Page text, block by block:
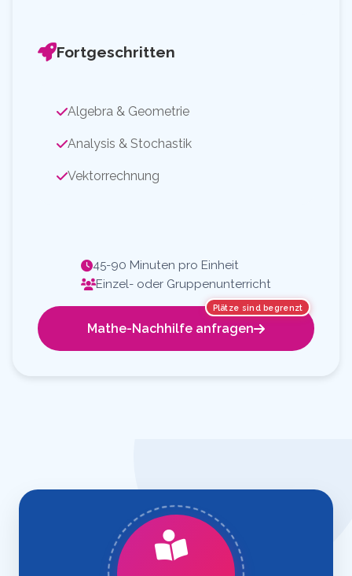
Fortgeschritten
Algebra & Geometrie
Analysis & Stochastik
Vektorrechnung
45-90 Minuten pro Einheit
Einzel- oder Gruppenunterricht
Plätze sind begrenzt
Mathe-Nachhilfe anfragen